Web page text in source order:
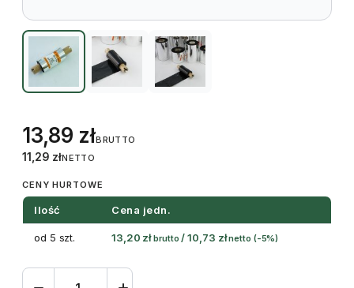
13,89 złBRUTTO
11,29 złNETTO
CENY HURTOWE
Ilość Cena jedn.
od 5 szt. 13,20 zł brutto /10,73 zł netto (-5%)
ilość